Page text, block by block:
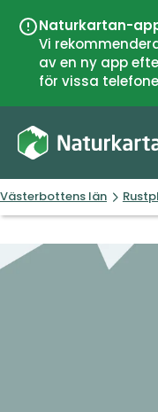
Naturkartan-
Vi
av en ny app
för vissa
Västerbottens län